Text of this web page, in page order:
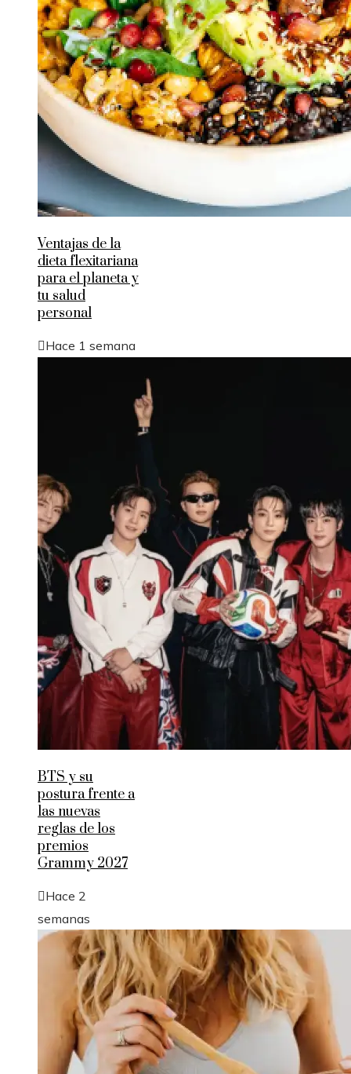
Ventajas de la
dieta flexitariana
para el planeta y
tu salud
personal
Hace 1 semana
BTS y su
postura frente a
las nuevas
reglas de los
premios
Grammy 2027
Hace 2
semanas